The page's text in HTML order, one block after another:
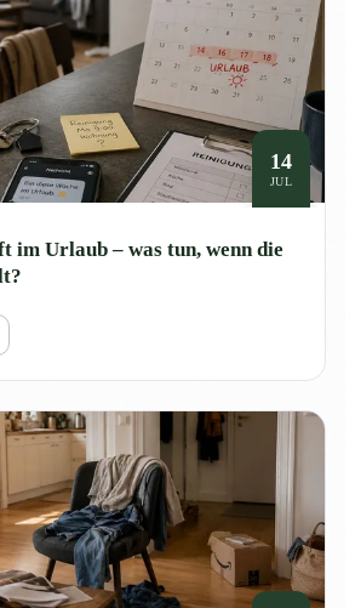
14
JUL
im Urlaub – was tun, wenn die